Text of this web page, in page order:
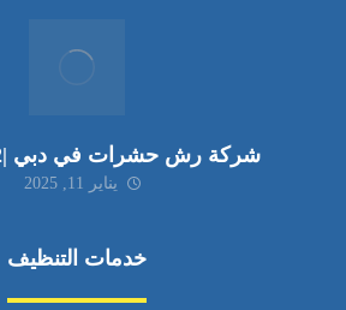
شركة رش حشرات في دبي |0545704502
يناير 11, 2025
خدمات التنظيف